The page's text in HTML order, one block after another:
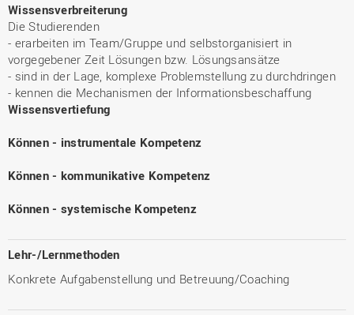
Wissensverbreiterung
Die Studierenden
- erarbeiten im Team/Gruppe und selbstorganisiert in
vorgegebener Zeit Lösungen bzw. Lösungsansätze
- sind in der Lage, komplexe Problemstellung zu durchdringen
- kennen die Mechanismen der Informationsbeschaffung
Wissensvertiefung
Können - instrumentale Kompetenz
Können - kommunikative Kompetenz
Können - systemische Kompetenz
Lehr-/Lernmethoden
Konkrete Aufgabenstellung und Betreuung/Coaching